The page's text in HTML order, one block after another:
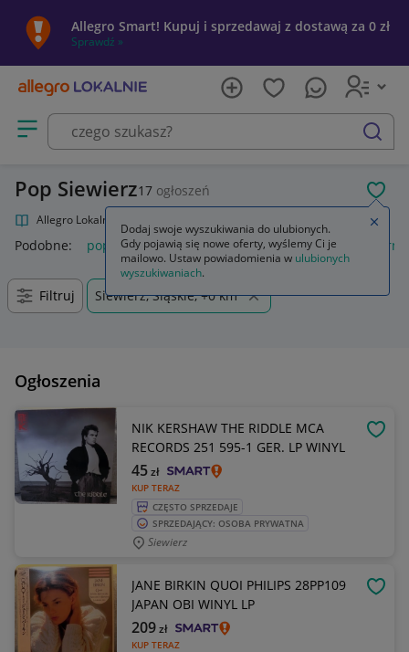
Allegro Smart! Kupuj i sprzedawaj z dostawą za 0 zł
Sprawdź »
Otwórz menu z kategoriami
szukaj
Pop Siewierz17 ogłoszeń
Allegro Lokalnie
Podobne: pop funko pop k pop demon hunters popcorn
Filtruj Siewierz, Śląskie, +0 km
Ogłoszenia
NIK KERSHAW THE RIDDLE MCA
RECORDS 251 595-1 GER. LP WINYL
KUP TERAZ
45zł
CZĘSTO SPRZEDAJE
SPRZEDAJĄCY: OSOBA PRYWATNA
Siewierz
JANE BIRKIN QUOI PHILIPS 28PP109
JAPAN OBI WINYL LP
KUP TERAZ
209zł
Dodaj swoje wyszukiwania do ulubionych.
Gdy pojawią się nowe oferty, wyślemy Ci je
mailowo. Ustaw powiadomienia w ulubionych
wyszukiwaniach.